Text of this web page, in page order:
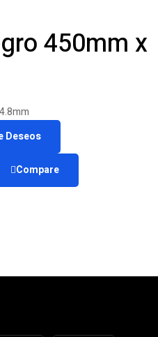
450mm x
Deseos
Compare